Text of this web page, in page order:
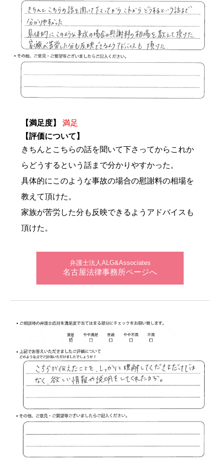
【満足度】
満足
【評価について】
きちんとこちらの話を聞いて下さってからこれか
らどうするという話まで分かりやすかった。
具体的にこのような事故の場合の慰謝料の相場を
教えて頂けた。
家族が苦労した分も反映できるようアドバイスも
頂けた。
弁護士法人ALG&Associates
名古屋法律事務所ページへ